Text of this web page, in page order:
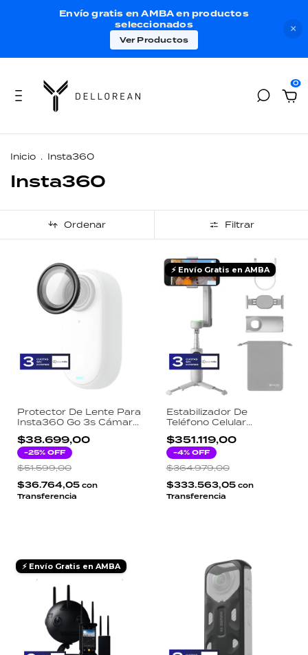
×
Envío gratis en AMBA en productos
seleccionados
Ver Productos
0
Inicio . Insta360
Insta360
Ordenar Filtrar
Protector De Lente Para
Insta360 Go 3s Cámara
De Acción
$38.699,00
-25% OFF
$51.599,00
$36.764,05 con
Transferencia
⚡ Envío Gratis en AMBA
Estabilizador De
Teléfono Celular
Insta360 Flow Grey
Gimbal
$351.119,00
-4% OFF
$364.979,00
$333.563,05 con
Transferencia
⚡ Envío Gratis en AMBA